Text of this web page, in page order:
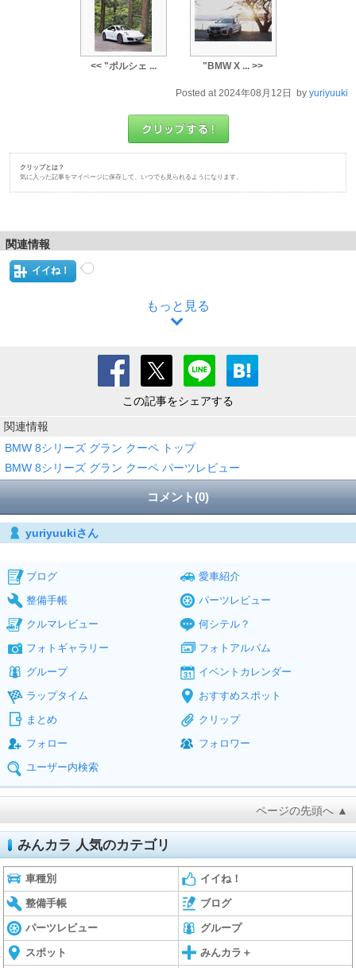
<< "ポルシェ ... "BMW X ... >>
Posted at 2024年08月12日 by yuriyuuki
クリップとは？
気に入った記事をマイページに保存して、いつでも見られるようになります。
関連情報
イイね！
もっと見る
この記事をシェアする
関連情報
BMW 8シリーズ グラン クーペ トップ
BMW 8シリーズ グラン クーペ パーツレビュー
コメント(0)
yuriyuukiさん
ブログ
愛車紹介
整備手帳
パーツレビュー
クルマレビュー
何シテル？
フォトギャラリー
フォトアルバム
グループ
イベントカレンダー
ラップタイム
おすすめスポット
まとめ
クリップ
フォロー
フォロワー
ユーザー内検索
ページの先頭へ ▲
みんカラ 人気のカテゴリ
車種別 イイね！
整備手帳 ブログ
パーツレビュー グループ
スポット みんカラ＋